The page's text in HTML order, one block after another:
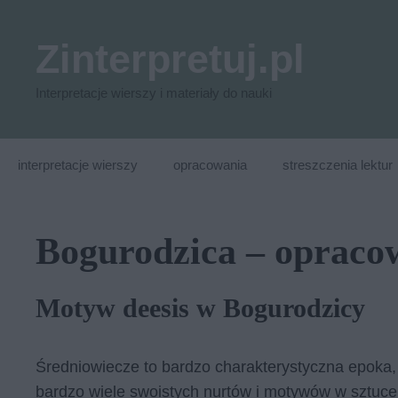
interpretacje wierszy opracowania streszczenia lektur
Bogurodzica –
Motyw deesis w Bogurodzicy
Średniowiecze to bardzo charakterystyczna
bardzo wiele swoistych nurtów i motywów w